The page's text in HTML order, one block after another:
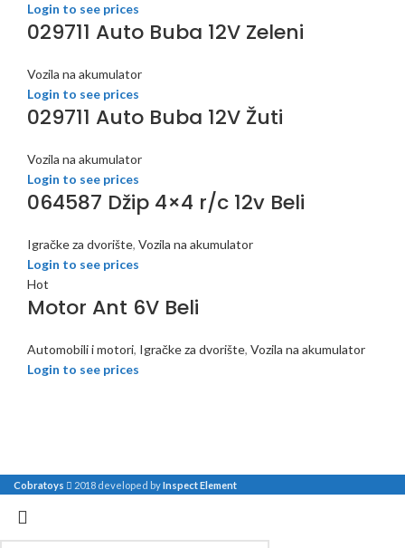
Login to see prices
029711 Auto Buba 12V Zeleni
Vozila na akumulator
Login to see prices
029711 Auto Buba 12V Žuti
Vozila na akumulator
Login to see prices
064587 Džip 4×4 r/c 12v Beli
Igračke za dvorište, Vozila na akumulator
Login to see prices
Hot
Motor Ant 6V Beli
Automobili i motori, Igračke za dvorište, Vozila na akumulator
Login to see prices
Cobratoys 2018 developed byInspect Element